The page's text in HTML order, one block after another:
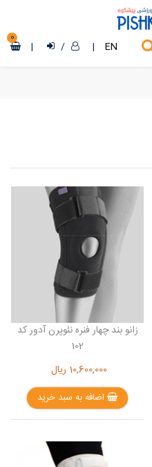
EN
|
/
|
0
زانو بند چهار فنره نئوپرن آدور کد
102
10,600,000 ریال
اضافه به سبد خرید